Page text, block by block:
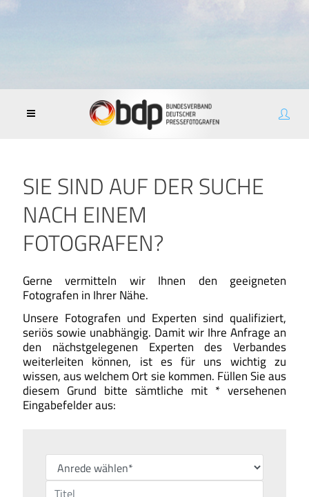
SIE SIND AUF DER SUCHE
NACH EINEM
FOTOGRAFEN?
Gerne vermitteln wir Ihnen den geeigneten
Fotografen in Ihrer Nähe.
Unsere Fotografen und Experten sind qualifiziert,
seriös sowie unabhängig. Damit wir Ihre Anfrage an
den nächstgelegenen Experten des Verbandes
weiterleiten können, ist es für uns wichtig zu
wissen, aus welchem Ort sie kommen. Füllen Sie aus
diesem Grund bitte sämtliche mit * versehenen
Eingabefelder aus: